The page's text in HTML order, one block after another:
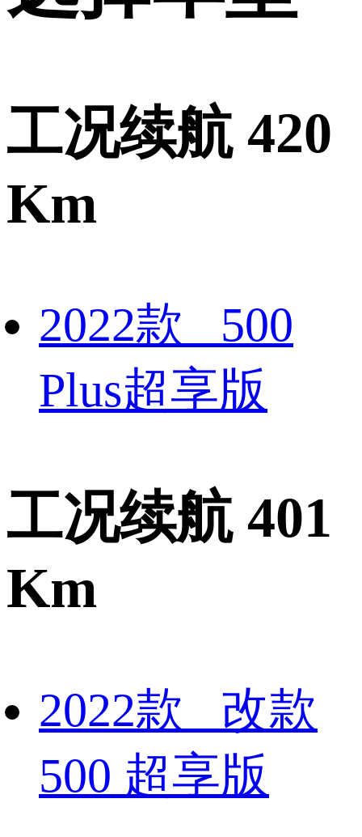
工况续航 420
Km
2022款 500
Plus超享版
工况续航 401
Km
2022款 改款
500 超享版